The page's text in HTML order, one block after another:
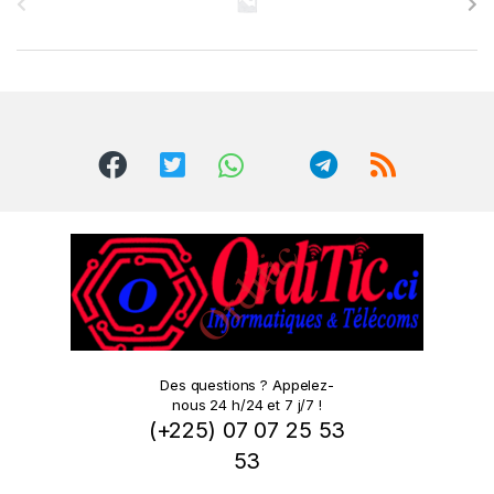
Des questions ? Appelez-
nous 24 h/24 et 7 j/7 !
(+225) 07 07 25 53
53